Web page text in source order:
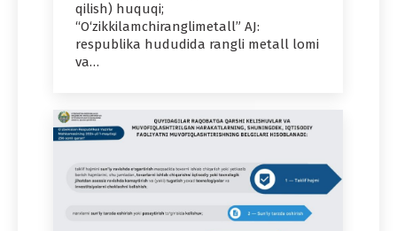
qilish) huquqi;
“O‘zikkilamchiranglimetall” AJ:
respublika hududida rangli metall lomi
va…